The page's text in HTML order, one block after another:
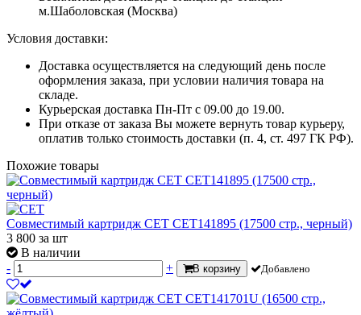
м.Шаболовская (Москва)
Условия доставки:
Доставка осуществляется на следующий день после
оформления заказа, при условии наличия товара на
складе.
Курьерская доставка Пн-Пт с 09.00 до 19.00.
При отказе от заказа Вы можете вернуть товар курьеру,
оплатив только стоимость доставки (п. 4, ст. 497 ГК РФ).
Похожие товары
Совместимый картридж CET CET141895 (17500 стр., черный)
3 800 за шт
В наличии
-
+ В корзину Добавлено